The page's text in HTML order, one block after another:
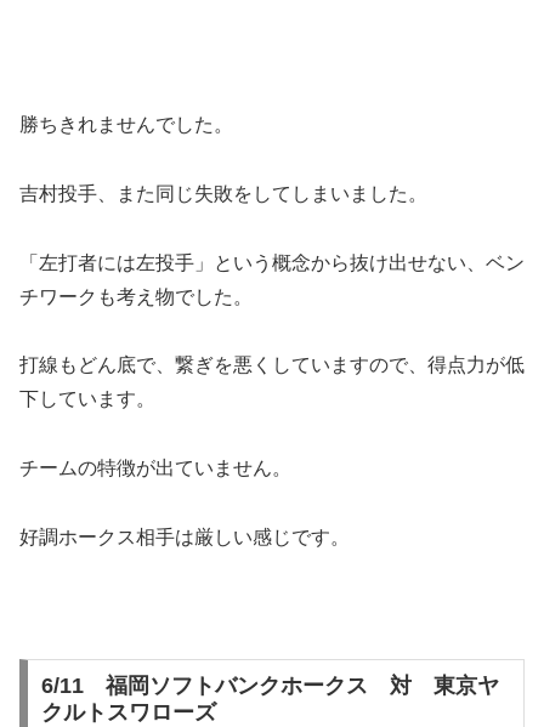
勝ちきれませんでした。
吉村投手、また同じ失敗をしてしまいました。
「左打者には左投手」という概念から抜け出せない、ベン
チワークも考え物でした。
打線もどん底で、繋ぎを悪くしていますので、得点力が低
下しています。
チームの特徴が出ていません。
好調ホークス相手は厳しい感じです。
6/11 福岡ソフトバンクホークス 対 東京ヤ
クルトスワローズ